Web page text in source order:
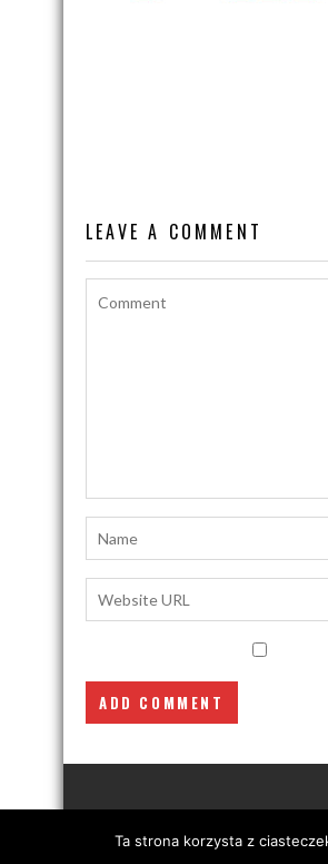
LEAVE A COMMENT
Ta strona korzysta z